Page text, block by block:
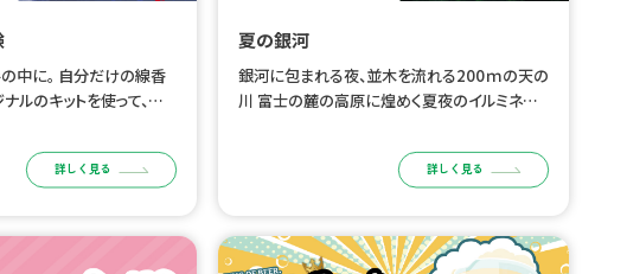
中に。 自分だけの線香
ルのキットを使って、自
をひとつまみ。世界に一つ
ましょう。 夏休みの自由
詳しく見る
夏の銀河
銀河に包まれる夜、並木を流れる200ｍの天の
川 富士の麓の高原に煌めく夏夜のイルミネー
けじゃない。 星空や天の川をイメージした銀河
を感じるイルミネーションの下で光 […]
詳しく見る